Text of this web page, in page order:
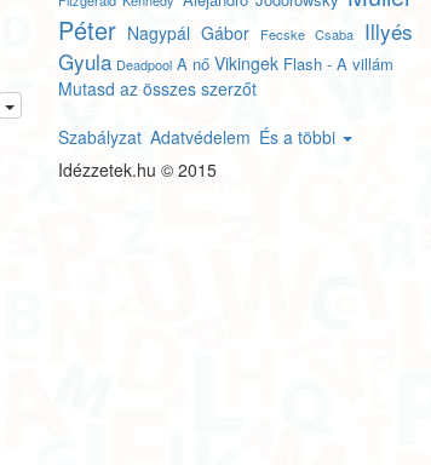
Péter Nagypál Gábor Fecske Csaba
Illyés
Gyula Deadpool A nő Vikingek Flash - A villám
Mutasd az összes szerzőt
Szabályzat Adatvédelem És a többi
Idézzetek.hu © 2015